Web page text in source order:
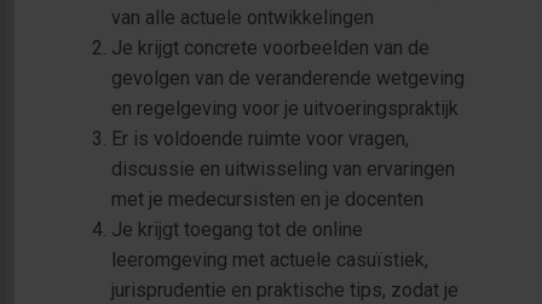
van alle actuele ontwikkelingen
Je krijgt concrete voorbeelden van de
gevolgen van de veranderende wetgeving
en regelgeving voor je uitvoeringspraktijk
Er is voldoende ruimte voor vragen,
discussie en uitwisseling van ervaringen
met je medecursisten en je docenten
Je krijgt toegang tot de online
leeromgeving met actuele casuïstiek,
jurisprudentie en praktische tips, zodat je